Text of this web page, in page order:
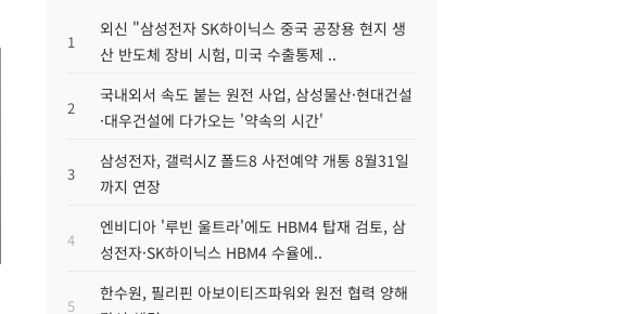
1
외신 "삼성전자 SK하이닉스 중국 공장용 현지 생
산 반도체 장비 시험, 미국 수출통제 ..
2
국내외서 속도 붙는 원전 사업, 삼성물산·현대건설
·대우건설에 다가오는 '약속의 시간'
3
삼성전자, 갤럭시Z 폴드8 사전예약 개통 8월31일
까지 연장
4
엔비디아 '루빈 울트라'에도 HBM4 탑재 검토, 삼
성전자·SK하이닉스 HBM4 수율에..
5
한수원, 필리핀 아보이티즈파워와 원전 협력 양해